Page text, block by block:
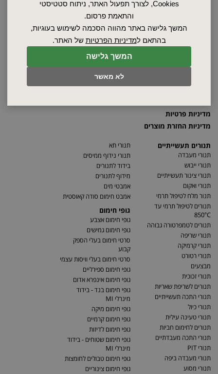
המשך גלישה
לא מאשר
Cookies, לצורך תפעול האתר, ניתוח סטטיסטי
והתאמת פרסום.
המשך גלישה באתר מהווה הסכמה לשימוש בעוגיות,
בהתאם למדיניות הפרטיות של האתר.
מאמרים
מדיניות פרטיות
מדיניות החזרת מוצרים
תנורים תעשייתיים
תנורי מעבדה
תנורי ייבוש
תנורי צינור תעשייתיים
תנורי ואקום
תנור מלח לטיפול תרמי
תנורים לטיפול תרמי עד
850°C
תנורים לטמפרטורה גבוהה
תנורי שריפה
תנורי קרמיקה
תנורי רטורט
מבצעים
תנורי זכוכית
תנורים לשריפת שאריות
תנורי התכה תעשייתיים
תנורי כיול
תנורי טעינה עילית
תנורים לחימום חביות
תנורי התכה מעבדתיים
תנורי PIT
תנורי מעבדה ביפה
תנורי מסוע
תנורי תא
תנורי נידוף ממיסים
בידוד לתנורים
מידוף לתנורים
אמבטי מים
אמבט חימום סודה קאוסטית
גופי חימום
גופי חימום אצבע
גופי חימום גמישים
סרטי חימום בעלי הספק
קבוע
סרטי חימום בעלי וויסות עצמי
גופי חימום ספירליים
גופי חימום אינפרא אדום
גופי חימום בנד - בידוד
מינרלי MI
גופי חימום מיקה
גופי חימום קרמיים
גופי חימום לדיזות
גופי חימום שטוחים - בידוד
מינרלי MI
גופי חימום טבולים לחומצות
גופי חימום צינוריים